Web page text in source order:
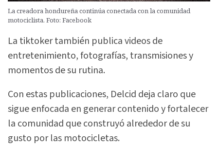
La creadora hondureña continúa conectada con la comunidad
motociclista. Foto: Facebook
La tiktoker también publica videos de
entretenimiento, fotografías, transmisiones y
momentos de su rutina.
Con estas publicaciones, Delcid deja claro que
sigue enfocada en generar contenido y fortalecer
la comunidad que construyó alrededor de su
gusto por las motocicletas.